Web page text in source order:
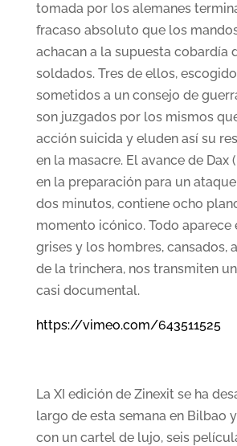
tomada por los alemanes
fracaso absoluto que los
achacan a la supuesta cobardía
soldados. Tres de ellos,
sometidos a un consejo de
son juzgados por los mismos
acción suicida y eluden así su
en la masacre. El avance de Dax
en la preparación para un
dos minutos, contiene ocho
momento icónico. Todo aparece
grises y los hombres, cansados,
de la trinchera, nos transmiten
casi documental.
https://vimeo.com/643511525
La XI edición de Zinexit se ha
largo de esta semana en Bilbao
con un cartel de lujo, seis